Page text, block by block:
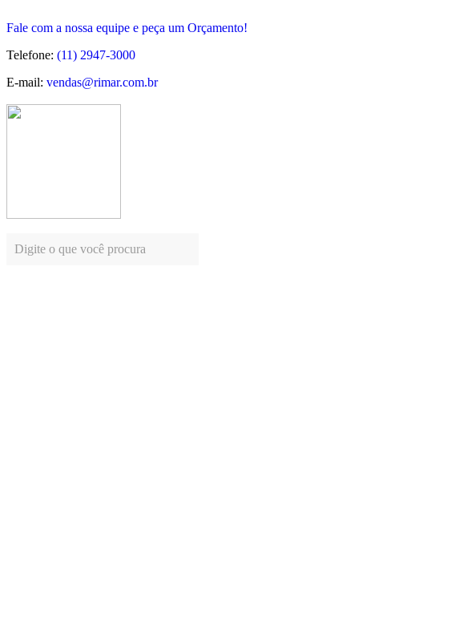
Fale com a nossa equipe e peça um Orçamento!
Telefone: (11) 2947-3000
E-mail: vendas@rimar.com.br